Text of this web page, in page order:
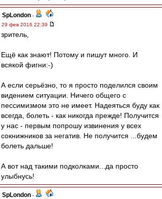
SpLondon -
29 фев 2016 22:39
зритель,
Ещё как знают! Потому и пишут много. И
всякой фигни:-)
А если серьёзно, то я просто поделился своим
видением ситуации. Ничего общего с
пессимизмом это не имеет. Надеяться буду как
всегда, болеть - как никогда прежде! Получится
у нас - первым попрошу извинения у всех
сокнижников за негатив. Не получится ...будем
болеть дальше!
А вот над такими подколками...да просто
улыбнусь!
SpLondon -